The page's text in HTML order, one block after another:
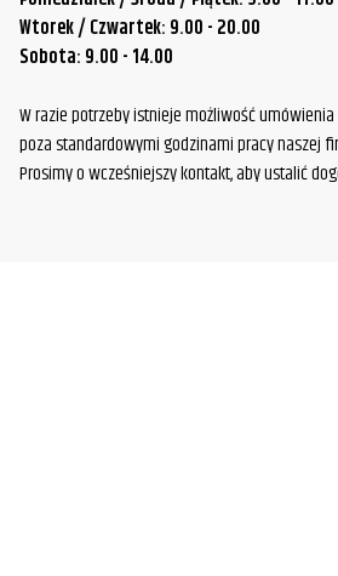
Wtorek / Czwartek: 9.00 - 20.00
Sobota: 9.00 - 14.00
W razie potrzeby istnieje możliwość
poza standardowymi godzinami pracy naszej
Prosimy o wcześniejszy kontakt, aby ustalić